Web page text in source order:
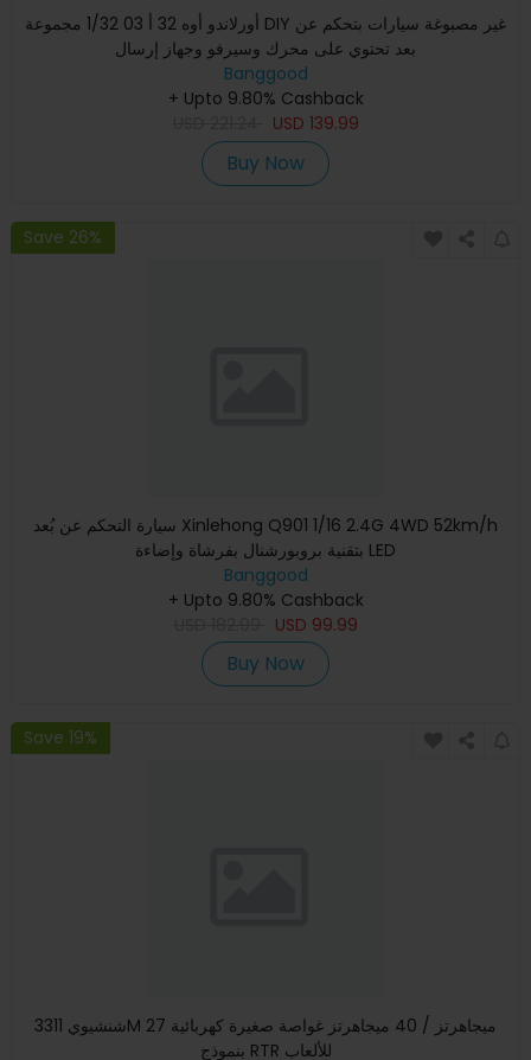
أورلاندو أوه 32 أ 03 1/32 مجموعة DIY غير مصبوغة سيارات بتحكم عن
بعد تحتوي على محرك وسيرفو وجهاز إرسال
Banggood
+ Upto 9.80% Cashback
USD 139.99
Buy Now
Save 26%
سيارة التحكم عن بُعد Xinlehong Q901 1/16 2.4G 4WD 52km/h
بتقنية بروبورشنال بفرشاة وإضاءة LED
Banggood
+ Upto 9.80% Cashback
USD 99.99
Buy Now
Save 19%
شنشيوي 3311M 27 ميجاهرتز / 40 ميجاهرتز غواصة صغيرة كهربائية
بنموذج RTR للألعاب